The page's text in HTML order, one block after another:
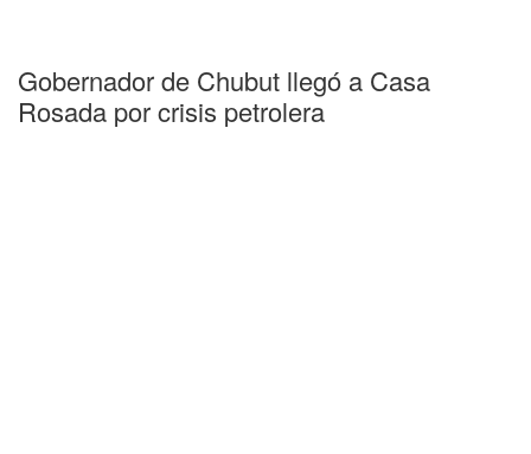
Gobernador de Chubut llegó a Casa
Rosada por crisis petrolera